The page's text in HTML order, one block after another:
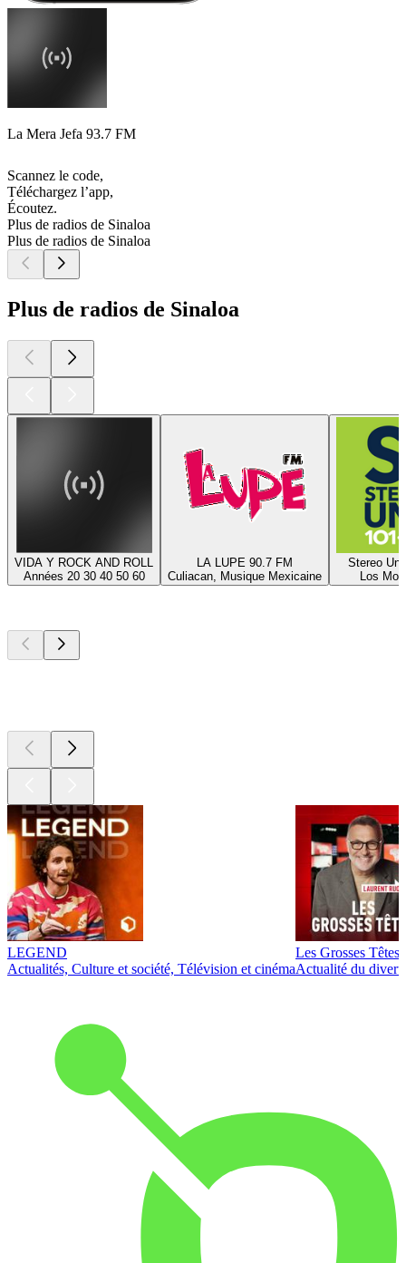
La Mera Jefa 93.7 FM
Scannez le code,
Téléchargez l’app,
Écoutez.
Plus de radios de Sinaloa
Plus de radios de Sinaloa
Plus de radios de Sinaloa
VIDA Y ROCK AND ROLL
Années 20 30 40 50 60
LA LUPE 90.7 FM
Culiacan, Musique Mexicaine
Stereo
Los
LEGEND
Actualités, Culture et société, Télévision et cinéma
Les Grosses Têtes
Actualité du